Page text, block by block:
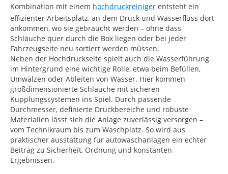
Kombination mit einem hochdruckreiniger entsteht ein
effizienter Arbeitsplatz, an dem Druck und Wasserfluss dort
ankommen, wo sie gebraucht werden – ohne dass
Schläuche quer durch die Box liegen oder bei jeder
Fahrzeugseite neu sortiert werden müssen.
Neben der Hochdruckseite spielt auch die Wasserführung
im Hintergrund eine wichtige Rolle, etwa beim Befüllen,
Umwälzen oder Ableiten von Wasser. Hier kommen
großdimensionierte Schläuche mit sicheren
Kupplungssystemen ins Spiel. Durch passende
Durchmesser, definierte Druckbereiche und robuste
Materialien lässt sich die Anlage zuverlässig versorgen –
vom Technikraum bis zum Waschplatz. So wird aus
praktischer ausstattung für autowaschanlagen ein echter
Beitrag zu Sicherheit, Ordnung und konstanten
Ergebnissen.